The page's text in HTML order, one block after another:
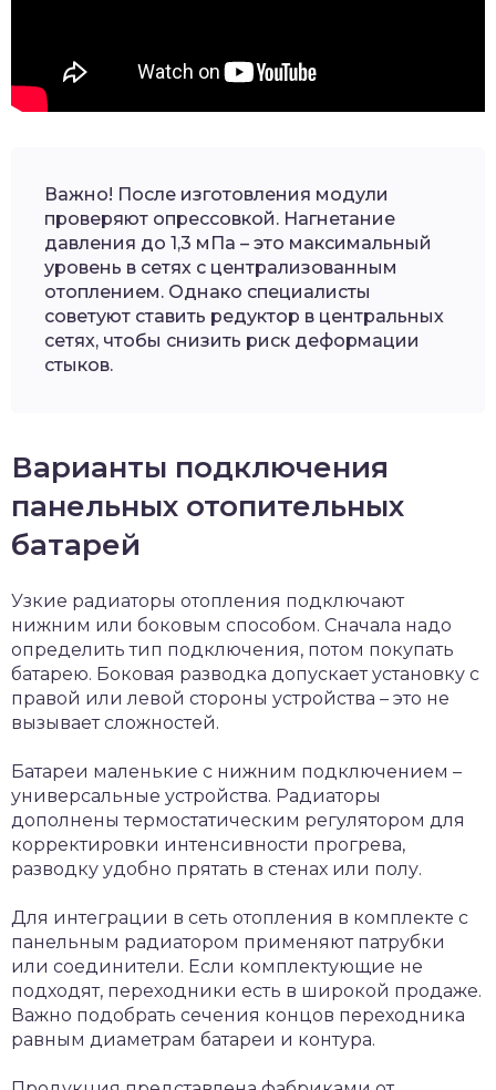
Важно! После изготовления модули
проверяют опрессовкой. Нагнетание
давления до 1,3 мПа – это максимальный
уровень в сетях с централизованным
отоплением. Однако специалисты
советуют ставить редуктор в центральных
сетях, чтобы снизить риск деформации
стыков.
Варианты подключения
панельных отопительных
батарей
Узкие радиаторы отопления подключают
нижним или боковым способом. Сначала надо
определить тип подключения, потом покупать
батарею. Боковая разводка допускает установку с
правой или левой стороны устройства – это не
вызывает сложностей.
Батареи маленькие с нижним подключением –
универсальные устройства. Радиаторы
дополнены термостатическим регулятором для
корректировки интенсивности прогрева,
разводку удобно прятать в стенах или полу.
Для интеграции в сеть отопления в комплекте с
панельным радиатором применяют патрубки
или соединители. Если комплектующие не
подходят, переходники есть в широкой продаже.
Важно подобрать сечения концов переходника
равным диаметрам батареи и контура.